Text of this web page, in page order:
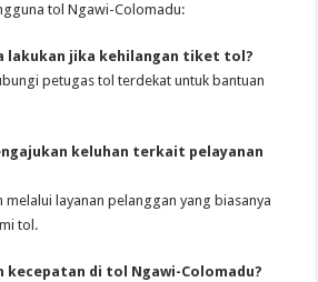
tol Ngawi-Colomadu:
lakukan jika kehilangan tiket tol?
petugas tol terdekat untuk bantuan
keluhan terkait pelayanan
melalui layanan pelanggan yang biasanya
tol.
kecepatan di tol Ngawi-Colomadu?